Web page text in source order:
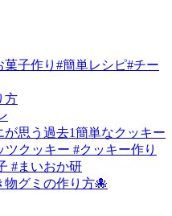
子作り#簡単レシピ#チー
方
が思う過去1簡単なクッキー
クッキー #クッキー作り
#まいおか研
物グミの作り方🐙